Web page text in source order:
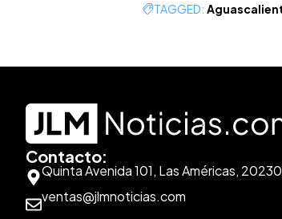
TAGGED:
Contacto:
Quinta Avenida 101, Las Américas,
ventas@jlmnoticias.com